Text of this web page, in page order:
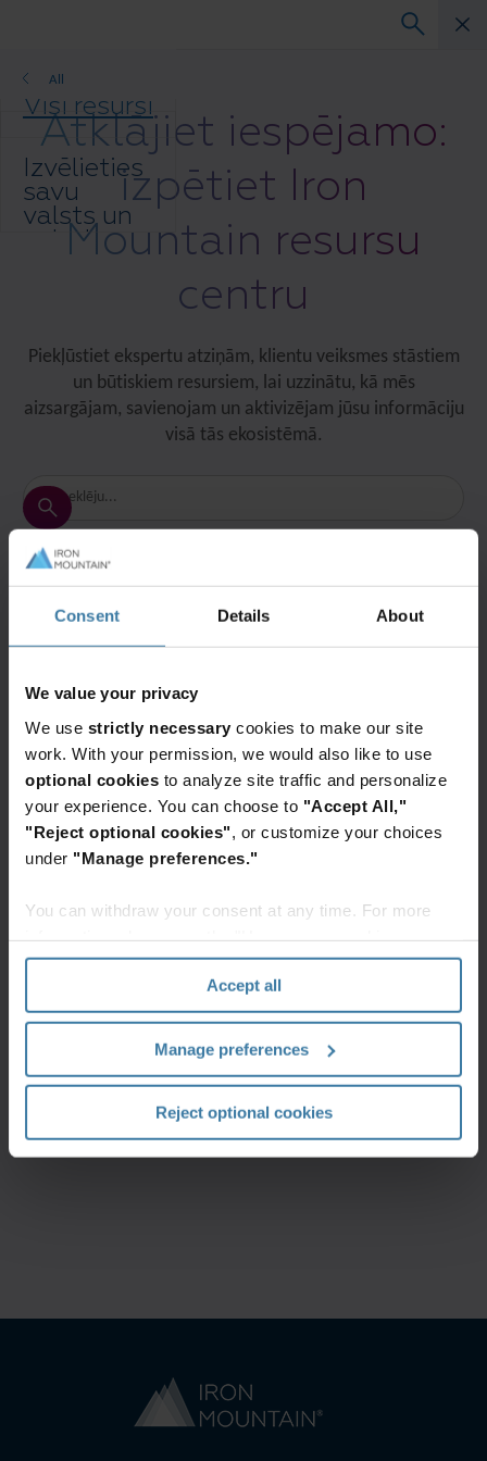
Consent Details About
We value your privacy
We use strictly necessary cookies to make our site
work. With your permission, we would also like to use
optional cookies to analyze site traffic and personalize
your experience. You can choose to "Accept All,"
"Reject optional cookies" , or customize your choices
under "Manage preferences."
You can withdraw your consent at any time. For more
section" of ourPrivacy Policy.
Accept all
Manage preferences
Reject optional cookies
Visi resursi
All
Izvēlieties
savu
valsts un
valodas
preferenci,
pārlūkošanas
pieredzi.
Vēlamā
Europe and Southern
Africa
Latin America
Middle East North
North America
Atklājiet iespējamo:
izpētiet Iron
Mountain resursu
centru
Piekļūstiet ekspertu atziņām, klientu veiksmes stāstiem
un būtiskiem resursiem, lai uzzinātu, kā mēs
aizsargājam, savienojam un aktivizējam jūsu informāciju
visā tās ekosistēmā.
Populāras tēmas
Datu un IT drošība Digitālā transformācija
Solution Guides
Iron Mountain Smart Sort
Iron Mountain rēķinu apstrādes